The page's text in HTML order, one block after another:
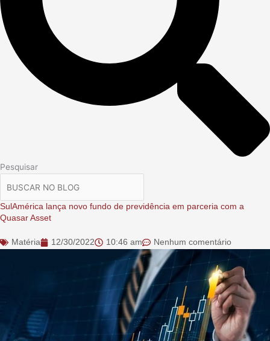
Pesquisar
SulAmérica lança novo fundo de previdência em parceria com a
Quasar Asset
Matéria 12/30/2022 10:46 am Nenhum comentário